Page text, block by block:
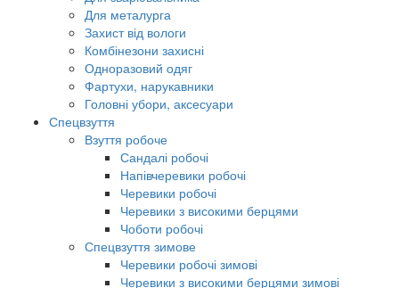
Для металурга
Захист від вологи
Комбінезони захисні
Одноразовий одяг
Фартухи, нарукавники
Головні убори, аксесуари
Спецвзуття
Взуття робоче
Сандалі робочі
Напівчеревики робочі
Черевики робочі
Черевики з високими берцями
Чоботи робочі
Спецвзуття зимове
Черевики робочі зимові
Черевики з високими берцями зимові